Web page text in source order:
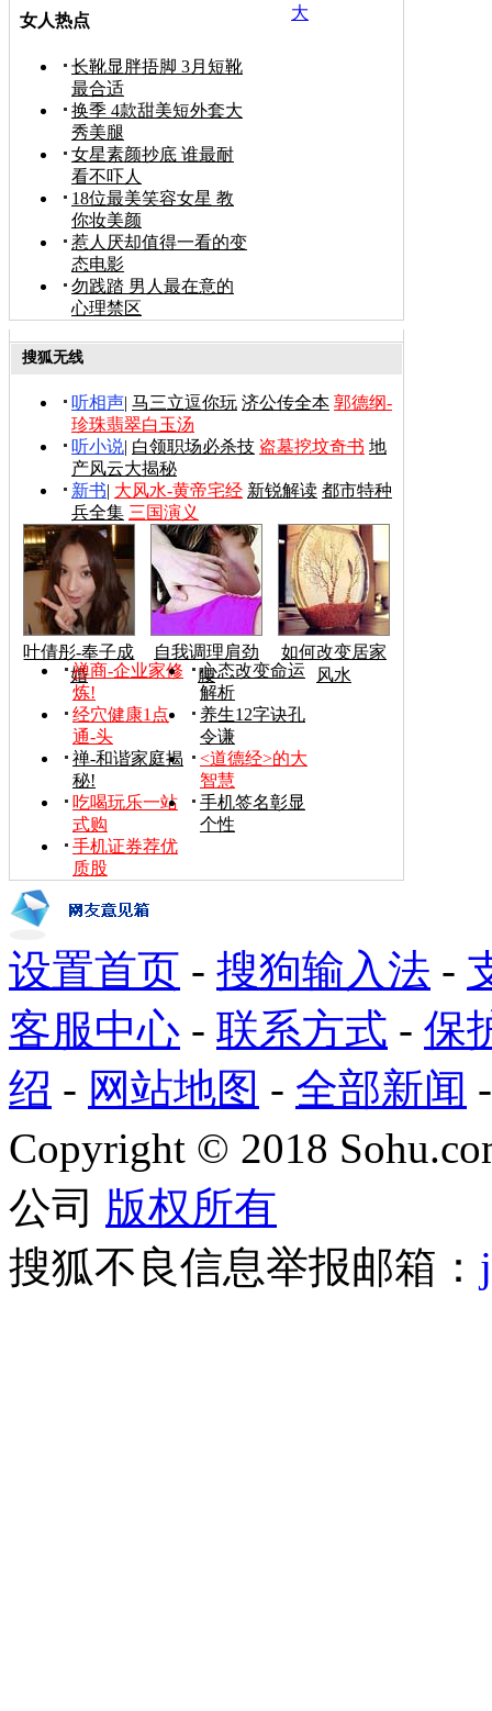
大
女人热点
长靴显胖捂脚 3月短靴
最合适
换季 4款甜美短外套大
秀美腿
女星素颜抄底 谁最耐
看不吓人
18位最美笑容女星 教
你妆美颜
惹人厌却值得一看的变
态电影
勿践踏 男人最在意的
心理禁区
搜狐无线
听相声| 马三立逗你玩 济公传全本 郭德纲-
珍珠翡翠白玉汤
听小说| 白领职场必杀技 盗墓挖坟奇书 地
产风云大揭秘
新书| 大风水-黄帝宅经 新锐解读 都市特种
兵全集 三国演义
叶倩彤-奉子成
婚
自我调理肩劲
腰
如何改变居家
风水
禅商-企业家修
炼!
心态改变命运
解析
经穴健康1点
通-头
养生12字诀孔
令谦
禅-和谐家庭揭
秘!
<道德经>的大
智慧
吃喝玩乐一站
式购
手机签名彰显
个性
手机证券荐优
质股
设置首页 - 搜狗输入法 -
客服中心 - 联系方式 - 保
绍 - 网站地图 - 全部新闻
Copyright © 2018
公司 版权所有
搜狐不良信息举报邮箱：